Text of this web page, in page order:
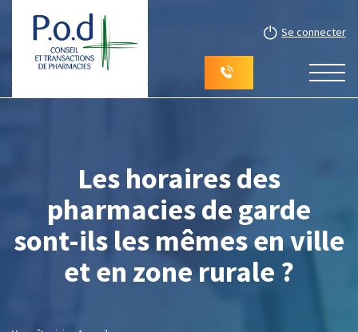
Se connecter
Les horaires des
pharmacies de garde
sont-ils les mêmes en ville
et en zone rurale ?